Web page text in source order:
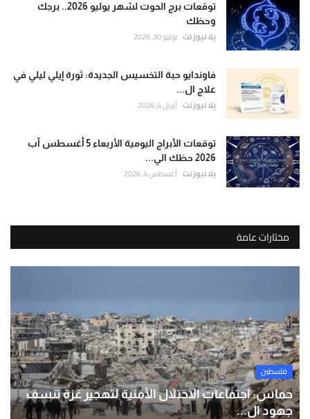
توقعات برج الحوت لشهر يوليو 2026.. برجك
وحظك
يلا نيوز نت يونيو 30, 2026
فاوندايو حبة التخسيس الجديدة: ثورة إيلي ليلي في
علاج ال...
يلا نيوز نت أبريل 4, 2026
توقعات الأبراج اليومية الأربعاء 5 أغسطس آب
2026 حظك الي...
يلا نيوز نت أغسطس 4, 2026
مختارات عامة
فلسطين
حماس: اجتماعات الاحتلال الأمنية لتهجير غزة تنسف
جهود ال...